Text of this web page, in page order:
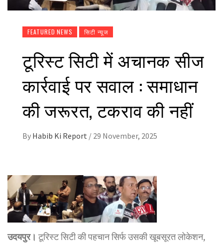
FEATURED NEWS सिटी न्यूज
टूरिस्ट सिटी में अचानक सीज
कार्रवाई पर सवाल : समाधान
की जरूरत, टकराव की नहीं
By Habib Ki Report / 29 November, 2025
उदयपुर। टूरिस्ट सिटी की पहचान सिर्फ उसकी खूबसूरत लोकेशन,